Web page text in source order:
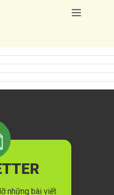
những bài viết